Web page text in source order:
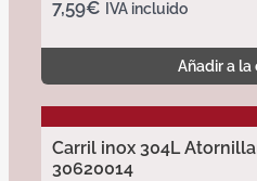
7,59€ IVA incluido
Añadir a la
Carril inox 304L
30620014